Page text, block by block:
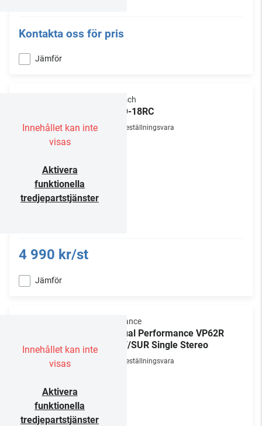
Kontakta oss för pris
Jämför
Innehållet kan inte
visas
Aktivera
funktionella
tredjepartstjänster
Klipsch
PRO-18RC
Beställningsvara
4 990 kr/st
Jämför
Innehållet kan inte
visas
Aktivera
funktionella
tredjepartstjänster
Sonance
Visual Performance VP62R
SST/SUR Single Stereo
Beställningsvara